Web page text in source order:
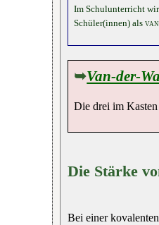
Im Schulunterricht
Schüler(innen) als
➥Van-der-
Die drei im
Die Stärke
Bei einer